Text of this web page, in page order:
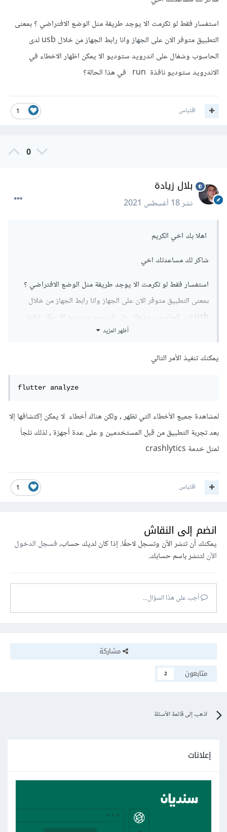
sentry_flutter
منهنا, بحيث أيضا تقدم لك سجلاً كامل بكل الأخطاء و المشاكل
التي تواجه المستخدمين عند استخدام تطبيقك.
استفسار فقط لو تكرمت الا يوجد طريقة مثل الوضع الافتراضي ؟ بمعنى
التطبيق متوفر الان على الجهاز وانا رابط الجهاز من خلال usb لدى
الحاسوب وشغال على اندرويد ستوديو الا يمكن اظهار الاخطاء في
الاندرويد ستوديو نافذة run في هذا الحالة؟
1 اقتباس
0
بلال زيادة
نشر18 أغسطس 2021
اهلا بك اخي الكريم
شاكر لك مساعدتك اخي
استفسار فقط لو تكرمت الا يوجد طريقة مثل الوضع الافتراضي ؟
بمعنى التطبيق متوفر الان على الجهاز وانا رابط الجهاز من خلال
usb لدى الحاسوب وشغال على اندرويد ستوديو الا يمكن اظهار
الاخطاء في الاندرويد ستوديو نافذة run في هذا الحالة؟
أظهر المزيد
يمكنك تنفيذ الأمر التالي
flutter analyze
لمشاهدة جميع الأخطاء التي تظهر , ولكن هناك أخطاء لا يمكن إكتشافها إلا
بعد تجربة التطبيق من قبل المستخدمين و على عدة أجهزة , لذلك نلجأ
لمثل خدمة crashlytics
1 اقتباس
انضم إلى النقاش
يمكنك أن تنشر الآن وتسجل لاحقًا. إذا كان لديك حساب،فسجل الدخول
الآنلتنشر باسم حسابك.
أجب على هذا السؤال...
مشاركة
متابعون
2
اذهب إلى قائمة الأسئلة
إعلانات